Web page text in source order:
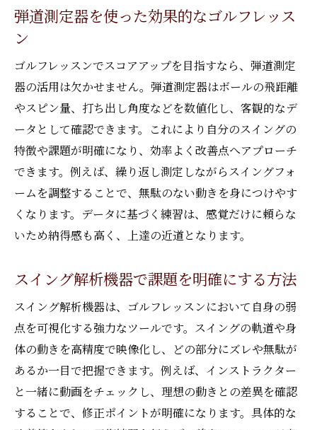
弾道測定器を使った効果的なゴルフレッス
ン
ゴルフレッスンでスコアアップを目指すなら、弾道測定
器の活用は欠かせません。弾道測定器はボールの飛距離
やスピン量、打ち出し角度などを数値化し、客観的なデ
ータとして確認できます。これにより自分のスイングの
特徴や課題が明確になり、効率よく改善点へアプローチ
できます。例えば、繰り返し測定しながらスイングフォ
ームを調整することで、無駄のない動きを身につけやす
くなります。データに基づく練習は、感覚だけに頼らな
いため納得感も高く、上達の近道となります。
スイング解析機器で課題を明確にする方法
スイング解析機器は、ゴルフレッスンにおいて自身の弱
点を可視化する強力なツールです。スイングの軌道や身
体の動きを高精度で映像化し、どの部分にズレや無駄が
あるか一目で把握できます。例えば、インストラクター
と一緒に動画をチェックし、理想の動きとの差異を確認
することで、修正ポイントが明確になります。具体的な